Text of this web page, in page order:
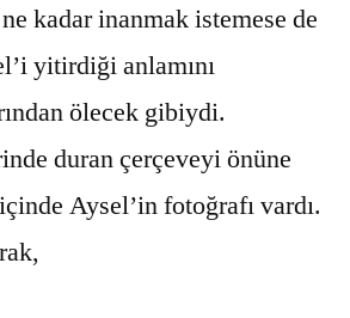
kadar inanmak istemese de
yitirdiği anlamını
ölecek gibiydi.
duran çerçeveyi önüne
Aysel’in fotoğrafı vardı.